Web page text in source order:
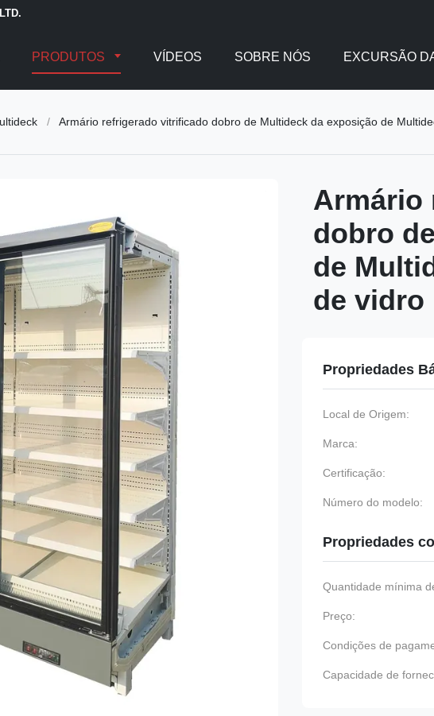
PRODUTOS VÍDEOS SOBRE NÓS EXCURSÃO
/ Armário refrigerado vitrificado dobro de Multideck da exposição de
Armário
dobro
de
de vidro
Propriedades
Local de Origem:
Marca:
Certificação:
Número do modelo:
Propriedades
Quantidade mínima
Preço:
Condições de
Capacidade de